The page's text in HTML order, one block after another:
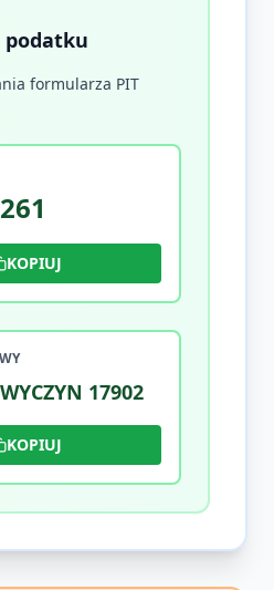
podatku
formularza PIT
KOPIUJ
17902
KOPIUJ